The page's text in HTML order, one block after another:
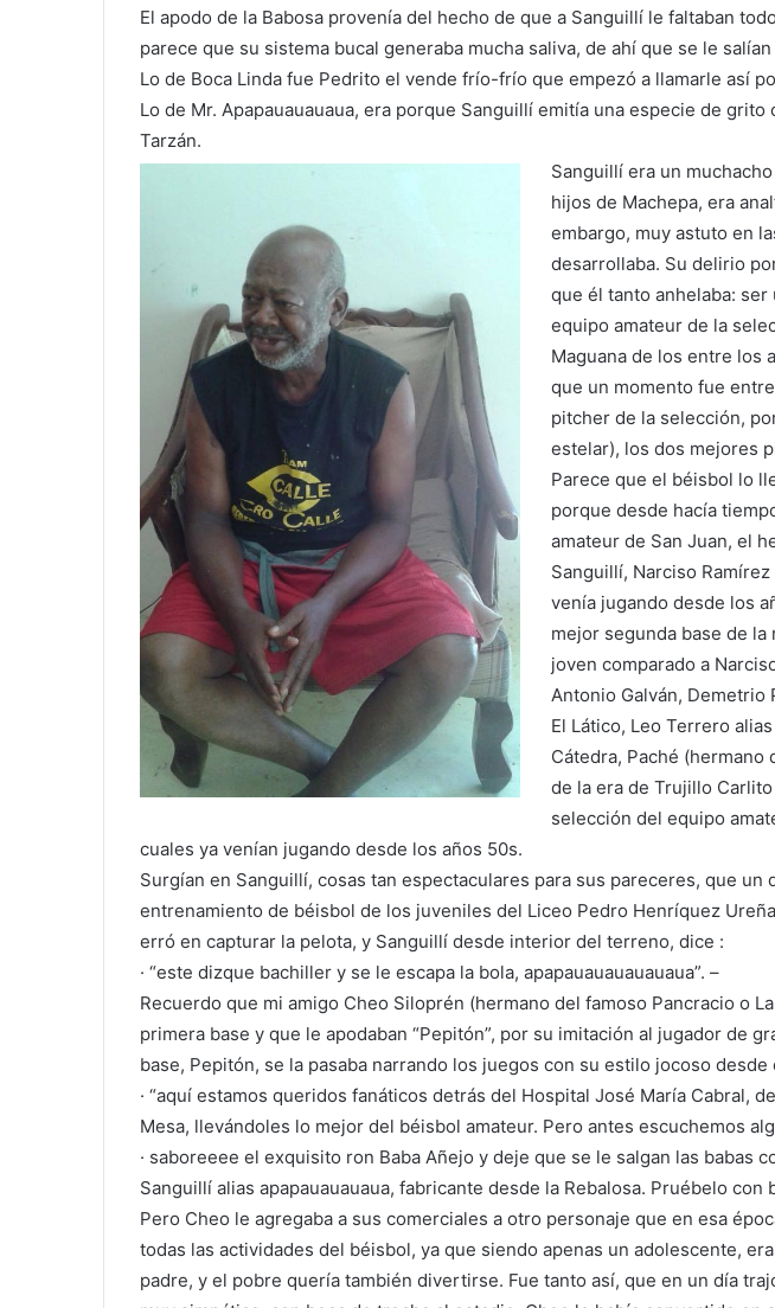
El apodo de la Babosa provenía del hecho de que a Sanguillí le faltaban
parece que su sistema bucal generaba mucha saliva, de ahí que se le salían
Lo de Boca Linda fue Pedrito el vende frío-frío que empezó a llamarle así
Lo de Mr. Apapauauauaua, era porque Sanguillí emitía una especie de grito
Tarzán.
Sanguillí era un
hijos de Machepa, era
embargo, muy astuto en
desarrollaba. Su delirio
que él tanto anhelaba:
equipo amateur de la
Maguana de los entre los
que un momento fue
pitcher de la selección,
estelar), los dos mejores
Parece que el béisbol lo
porque desde hacía
amateur de San Juan, el
Sanguillí, Narciso
venía jugando desde los
mejor segunda base de
joven comparado a
Antonio Galván, Demetrio
El Lático, Leo Terrero
Cátedra, Paché (hermano
de la era de Trujillo
selección del equipo
cuales ya venían jugando desde los años 50s.
Surgían en Sanguillí, cosas tan espectaculares para sus pareceres, que un
entrenamiento de béisbol de los juveniles del Liceo Pedro Henríquez
erró en capturar la pelota, y Sanguillí desde interior del terreno, dice :
· “este dizque bachiller y se le escapa la bola, apapauauauauauaua”. –
Recuerdo que mi amigo Cheo Siloprén (hermano del famoso Pancracio o
primera base y que le apodaban “Pepitón”, por su imitación al jugador de
base, Pepitón, se la pasaba narrando los juegos con su estilo jocoso desde
· “aquí estamos queridos fanáticos detrás del Hospital José María Cabral,
Mesa, llevándoles lo mejor del béisbol amateur. Pero antes escuchemos
· saboreeee el exquisito ron Baba Añejo y deje que se le salgan las babas
Sanguillí alias apapauauauaua, fabricante desde la Rebalosa. Pruébelo con
Pero Cheo le agregaba a sus comerciales a otro personaje que en esa
todas las actividades del béisbol, ya que siendo apenas un adolescente,
padre, y el pobre quería también divertirse. Fue tanto así, que en un día